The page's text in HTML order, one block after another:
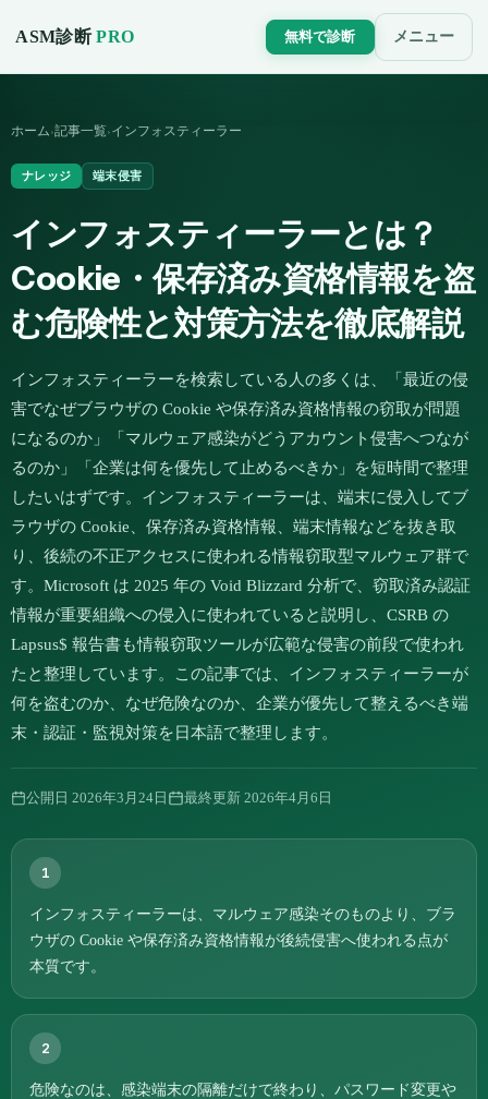
ASM診断PRO 無料で診断 メニュー
ホーム›記事一覧›インフォスティーラー
ナレッジ 端末侵害
インフォスティーラーとは？
Cookie・保存済み資格情報を盗
む危険性と対策方法を徹底解説
インフォスティーラーを検索している人の多くは、「最近の侵
害でなぜブラウザの Cookie や保存済み資格情報の窃取が問題
になるのか」「マルウェア感染がどうアカウント侵害へつなが
るのか」「企業は何を優先して止めるべきか」を短時間で整理
したいはずです。インフォスティーラーは、端末に侵入してブ
ラウザの Cookie、保存済み資格情報、端末情報などを抜き取
り、後続の不正アクセスに使われる情報窃取型マルウェア群で
す。Microsoft は 2025 年の Void Blizzard 分析で、窃取済み認証
情報が重要組織への侵入に使われていると説明し、CSRB の
Lapsus$ 報告書も情報窃取ツールが広範な侵害の前段で使われ
たと整理しています。この記事では、インフォスティーラーが
何を盗むのか、なぜ危険なのか、企業が優先して整えるべき端
末・認証・監視対策を日本語で整理します。
公開日 2026年3月24日 最終更新 2026年4月6日
1
インフォスティーラーは、マルウェア感染そのものより、ブラ
ウザの Cookie や保存済み資格情報が後続侵害へ使われる点が
本質です。
2
危険なのは、感染端末の隔離だけで終わり、パスワード変更や